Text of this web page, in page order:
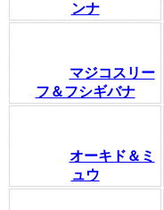
ンナ
マジコスリー
フ＆フシギバナ
オーキド＆ミ
ュウ